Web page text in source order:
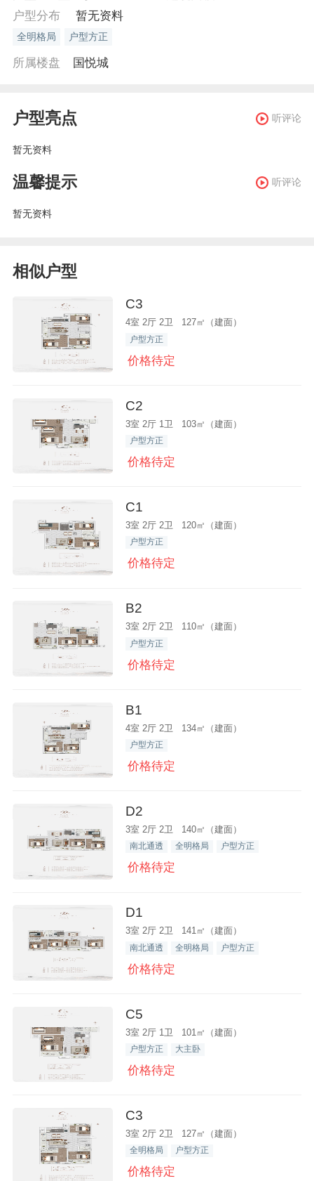
户型分布
暂无资料
全明格局 户型方正
所属楼盘 国悦城
户型亮点 听评论
暂无资料
温馨提示 听评论
暂无资料
相似户型
C3
4室 2厅 2卫 127㎡（建面）
户型方正
价格待定
C2
3室 2厅 1卫 103㎡（建面）
户型方正
价格待定
C1
3室 2厅 2卫 120㎡（建面）
户型方正
价格待定
B2
3室 2厅 2卫 110㎡（建面）
户型方正
价格待定
B1
4室 2厅 2卫 134㎡（建面）
户型方正
价格待定
D2
3室 2厅 2卫 140㎡（建面）
南北通透 全明格局 户型方正
价格待定
D1
3室 2厅 2卫 141㎡（建面）
南北通透 全明格局 户型方正
价格待定
C5
3室 2厅 1卫 101㎡（建面）
户型方正 大主卧
价格待定
C3
3室 2厅 2卫 127㎡（建面）
全明格局 户型方正
价格待定